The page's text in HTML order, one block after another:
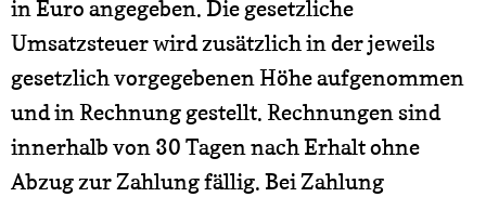
in Euro angegeben. Die gesetzliche
Umsatzsteuer wird zusätzlich in der jeweils
gesetzlich vorgegebenen Höhe aufgenommen
und in Rechnung gestellt. Rechnungen sind
innerhalb von 30 Tagen nach Erhalt ohne
Abzug zur Zahlung fällig. Bei Zahlung